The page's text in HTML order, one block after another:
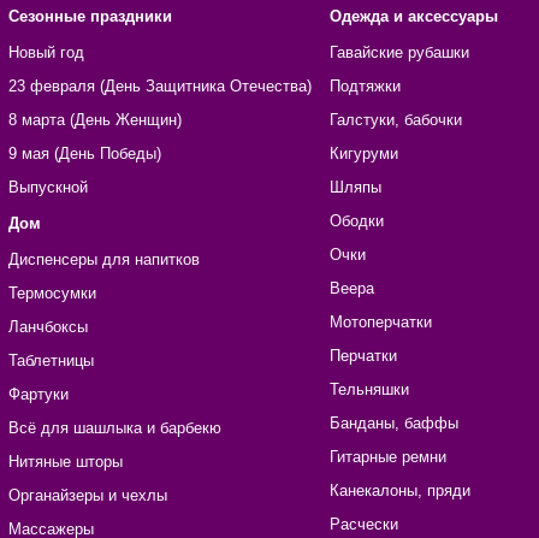
Сезонные праздники
Новый год
23 февраля (День Защитника Отечества)
8 марта (День Женщин)
9 мая (День Победы)
Выпускной
Дом
Диспенсеры для напитков
Термосумки
Ланчбоксы
Таблетницы
Фартуки
Всё для шашлыка и барбекю
Нитяные шторы
Органайзеры и чехлы
Массажеры
Одежда и аксессуары
Гавайские рубашки
Подтяжки
Галстуки, бабочки
Кигуруми
Шляпы
Ободки
Очки
Веера
Мотоперчатки
Перчатки
Тельняшки
Банданы, баффы
Гитарные ремни
Канекалоны, пряди
Расчески